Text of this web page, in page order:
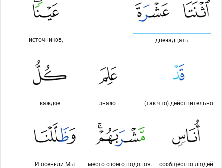
двенадцать
источников,
(так что) действительно
знало
каждое
сообщество людей
место своего водопоя.
И осенили Мы